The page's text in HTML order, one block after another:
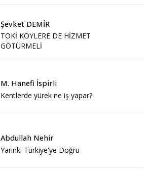
Şevket DEMİR
TOKİ KÖYLERE DE HİZMET
GÖTÜRMELİ
M. Hanefi İspirli
Kentlerde yürek ne iş yapar?
Abdullah Nehir
Yarınki Türkiye'ye Doğru